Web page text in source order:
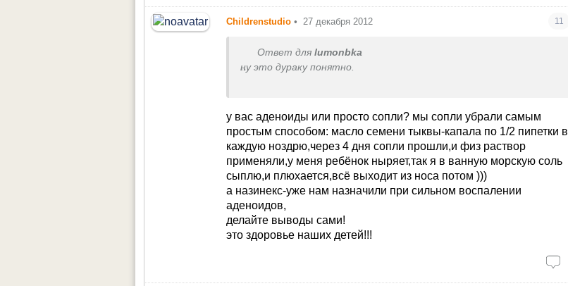
Childrenstudio • 27 декабря 2012 11
Ответ для lumonbka
ну это дураку понятно.
Спасибо за отзывы, я приняла решение
Пока не стоит. Обойдемся обычными сосудосуживающими, физ.
раствором и синупретом (капли)
у вас аденоиды или просто сопли? мы сопли убрали самым
простым способом: масло семени тыквы-капала по 1/2 пипетки в
каждую ноздрю,через 4 дня сопли прошли,и физ раствор
применяли,у меня ребёнок ныряет,так я в ванную морскую соль
сыплю,и плюхается,всё выходит из носа потом )))
а назинекс-уже нам назначили при сильном воспалении
аденоидов,
делайте выводы сами!
это здоровье наших детей!!!